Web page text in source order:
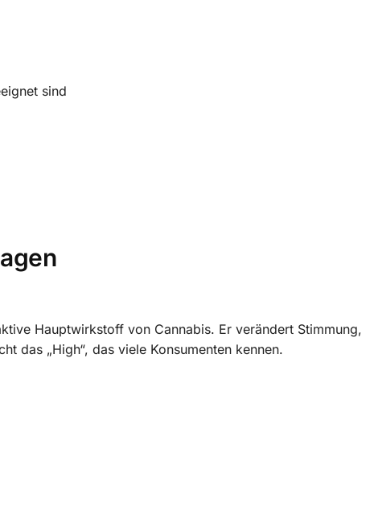
sind
Hauptwirkstoff von Cannabis. Er verändert Stimmung,
das „High“, das viele Konsumenten kennen.